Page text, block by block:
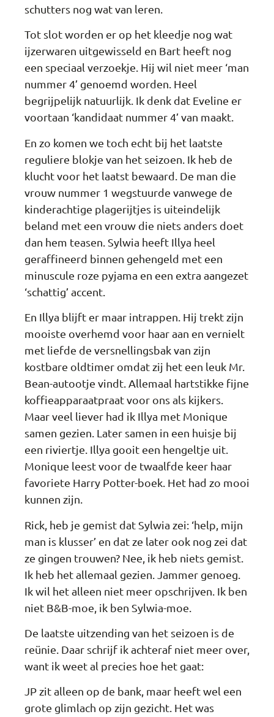
schutters nog wat van leren.
Tot slot worden er op het kleedje nog wat
ijzerwaren uitgewisseld en Bart heeft nog
een speciaal verzoekje. Hij wil niet meer ‘man
nummer 4’ genoemd worden. Heel
begrijpelijk natuurlijk. Ik denk dat Eveline er
voortaan ‘kandidaat nummer 4’ van maakt.
En zo komen we toch echt bij het laatste
reguliere blokje van het seizoen. Ik heb de
klucht voor het laatst bewaard. De man die
vrouw nummer 1 wegstuurde vanwege de
kinderachtige plagerijtjes is uiteindelijk
beland met een vrouw die niets anders doet
dan hem teasen. Sylwia heeft Illya heel
geraffineerd binnen gehengeld met een
minuscule roze pyjama en een extra aangezet
‘schattig’ accent.
En Illya blijft er maar intrappen. Hij trekt zijn
mooiste overhemd voor haar aan en vernielt
met liefde de versnellingsbak van zijn
kostbare oldtimer omdat zij het een leuk Mr.
Bean-autootje vindt. Allemaal hartstikke fijne
koffieapparaatpraat voor ons als kijkers.
Maar veel liever had ik Illya met Monique
samen gezien. Later samen in een huisje bij
een riviertje. Illya gooit een hengeltje uit.
Monique leest voor de twaalfde keer haar
favoriete Harry Potter-boek. Het had zo mooi
kunnen zijn.
Rick, heb je gemist dat Sylwia zei: ‘help, mijn
man is klusser’ en dat ze later ook nog zei dat
ze gingen trouwen? Nee, ik heb niets gemist.
Ik heb het allemaal gezien. Jammer genoeg.
Ik wil het alleen niet meer opschrijven. Ik ben
niet B&B-moe, ik ben Sylwia-moe.
De laatste uitzending van het seizoen is de
reünie. Daar schrijf ik achteraf niet meer over,
want ik weet al precies hoe het gaat:
JP zit alleen op de bank, maar heeft wel een
grote glimlach op zijn gezicht. Het was